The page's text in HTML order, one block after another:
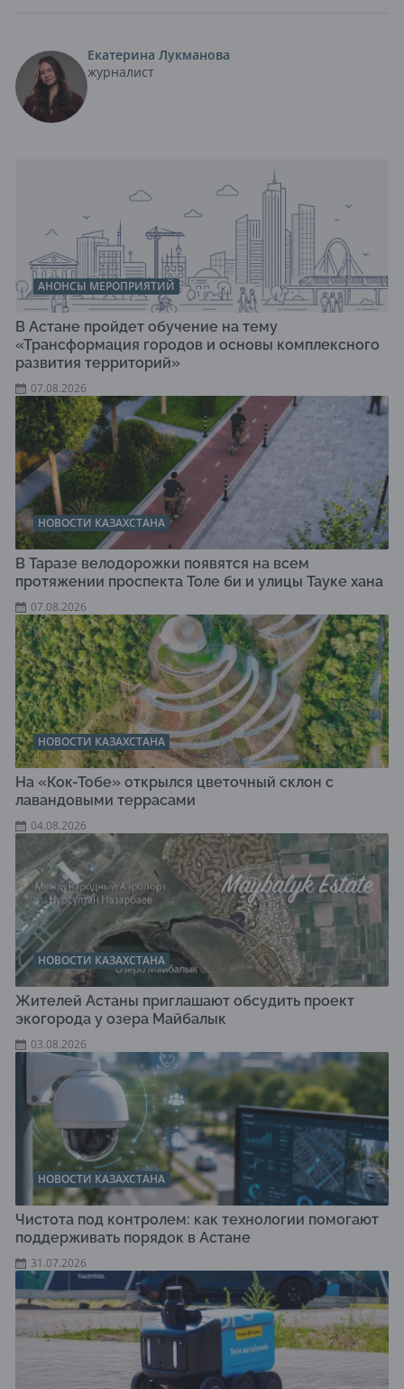
Екатерина Лукманова
журналист
АНОНСЫ МЕРОПРИЯТИЙ
В Астане пройдет обучение на тему
«Трансформация городов и основы комплексного
развития территорий»
07.08.2026
НОВОСТИ КАЗАХСТАНА
В Таразе велодорожки появятся на всем
протяжении проспекта Толе би и улицы Тауке хана
07.08.2026
НОВОСТИ КАЗАХСТАНА
На «Кок-Тобе» открылся цветочный склон с
лавандовыми террасами
04.08.2026
НОВОСТИ КАЗАХСТАНА
Жителей Астаны приглашают обсудить проект
экогорода у озера Майбалык
03.08.2026
НОВОСТИ КАЗАХСТАНА
Чистота под контролем: как технологии помогают
поддерживать порядок в Астане
31.07.2026